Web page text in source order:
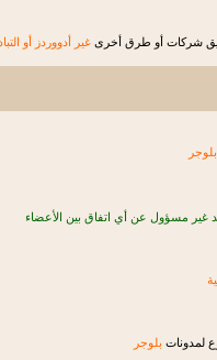
شركات أو طرق أخرى غير أدووردز أو
بلوجر
غير مسؤول عن أي اتفاق بين الأعضاء
لمدونات بلوجر